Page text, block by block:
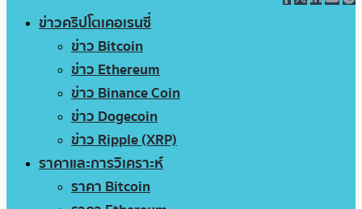
ข่าวคริปโตเคอเรนซี่
ข่าว Bitcoin
ข่าว Ethereum
ข่าว Binance Coin
ข่าว Dogecoin
ข่าว Ripple (XRP)
ราคาและการวิเคราะห์
ราคา Bitcoin